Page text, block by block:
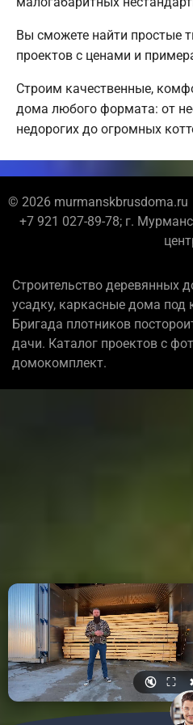
Вы сможете найти простые
проектов с ценами и
Строим качественные,
дома любого формата: от
недорогих до огромных
© 2026 murmanskbrusdoma.ru
+7 921 027-89-78; г.
Строительство деревянных
усадку, каркасные дома
Бригада плотников
дачи. Каталог проектов с
домокомплект.
🔇 ⛶